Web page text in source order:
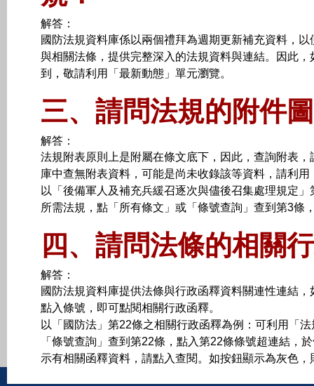
解答：
國防法規資料庫係以兩個禮拜為週期更新補充資料，
與相關法條，提供完整深入的法規資料與連結。因此
到，敬請利用「最新動態」單元瀏覽。
三、請問法規的附件
解答：
法規附表原則上是附屬在條文底下，因此，查詢附表
庫中查無附表資料，可能是尚未收錄該等資料，請利
以「後備軍人及補充兵緩召逐次與儘後召集處理規定
所需法規，點「所有條文」或「條號查詢」查到第3條
四、請問法條的相關
解答：
國防法規資料庫提供法條與行政函釋資料關連性連結
點入條號，即可點閱相關行政函釋。
以「國防法」第22條之相關行政函釋為例：可利用「
「條號查詢」查到第22條，點入第22條條號超連結，
示有相關函釋資料，請點入查閱。如按鈕顯示為灰色